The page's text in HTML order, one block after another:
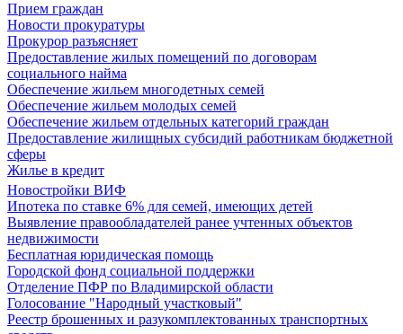
Прием граждан
Новости прокуратуры
Прокурор разъясняет
Предоставление жилых помещений по договорам
социального найма
Обеспечение жильем многодетных семей
Обеспечение жильем молодых семей
Обеспечение жильем отдельных категорий граждан
Предоставление жилищных субсидий работникам бюджетной
сферы
Жилье в кредит
Новостройки ВИФ
Ипотека по ставке 6% для семей, имеющих детей
Выявление правообладателей ранее учтенных объектов
недвижимости
Бесплатная юридическая помощь
Городской фонд социальной поддержки
Отделение ПФР по Владимирской области
Голосование "Народный участковый"
Реестр брошенных и разукомплектованных транспортных